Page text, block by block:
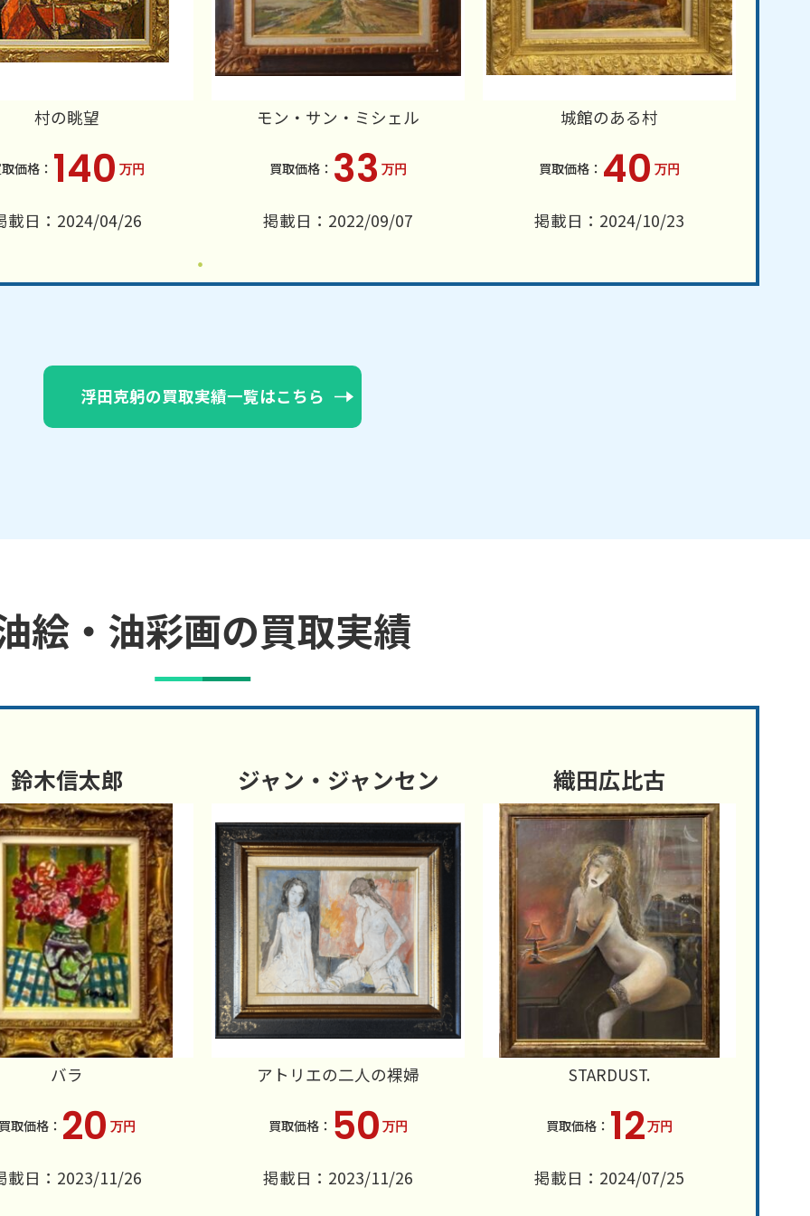
村の眺望
140 万円
載日：2024/04/26
モン・サン・ミシェル
33 万円
掲載日：2022/09/07
城館のある村
40 万円
掲載日：2024/10/23
浮田克躬の買取実績一覧はこちら
絵・油彩画の買取実績
鈴木信太郎
バラ
20 万円
載日：2023/11/26
ジャン・ジャンセン
アトリエの二人の裸婦
50 万円
掲載日：2023/11/26
織田広比古
STARDUST.
12万円
掲載日：2024/07/25